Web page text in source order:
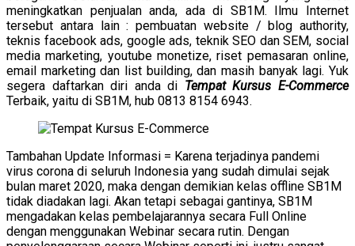
meningkatkan penjualan anda, ada di SB1M. Ilmu Internet
tersebut antara lain : pembuatan website / blog authority,
teknis facebook ads, google ads, teknik SEO dan SEM, social
media marketing, youtube monetize, riset pemasaran online,
email marketing dan list building, dan masih banyak lagi. Yuk
segera daftarkan diri anda di Tempat Kursus E-Commerce
Terbaik, yaitu di SB1M, hub 0813 8154 6943.
Tambahan Update Informasi = Karena terjadinya pandemi
virus corona di seluruh Indonesia yang sudah dimulai sejak
bulan maret 2020, maka dengan demikian kelas offline SB1M
tidak diadakan lagi. Akan tetapi sebagai gantinya, SB1M
mengadakan kelas pembelajarannya secara Full Online
dengan menggunakan Webinar secara rutin. Dengan